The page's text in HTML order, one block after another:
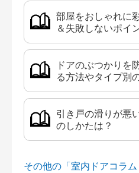
部屋をおしゃれに
＆失敗しないポイ
ドアのぶつかり
る方法やタイプ別
引き戸の滑りが悪
のしかたは？
その他の「室内ドアコラ